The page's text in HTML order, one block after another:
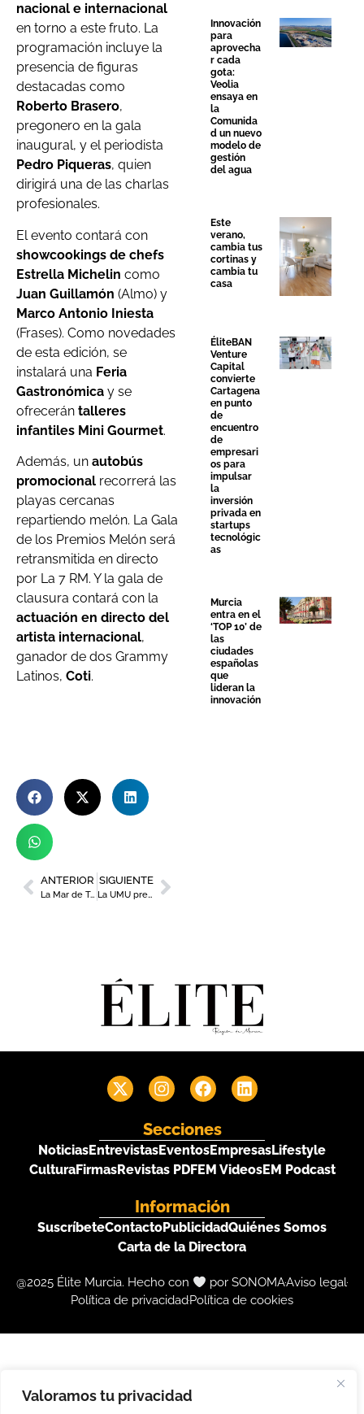
Valoramos tu privacidad
nacional e internacional
en torno a este fruto. La
programación incluye la
presencia de figuras
destacadas como
Roberto Brasero,
pregonero en la gala
inaugural, y el periodista
Pedro Piqueras, quien
dirigirá una de las charlas
profesionales.
El evento contará con
showcookings de chefs
Estrella Michelin como
Juan Guillamón (Almo) y
Marco Antonio Iniesta
(Frases). Como novedades
de esta edición, se
instalará una Feria
Gastronómica y se
ofrecerán talleres
infantiles Mini Gourmet.
Además, un autobús
promocional recorrerá las
playas cercanas
repartiendo melón. La Gala
de los Premios Melón será
retransmitida en directo
por La 7 RM. Y la gala de
clausura contará con la
actuación en directo del
artista internacional,
ganador de dos Grammy
Latinos, Coti.
ANTERIOR
La Mar de Talleres ofrecerá una docena de actividades gratuitas sobre la cultura coreana
SIGUIENTE
La UMU presenta su VIII Memoria de RSC
Innovación
para
aprovecha
r cada
gota:
Veolia
ensaya en
la
Comunida
d un nuevo
modelo de
gestión
del agua
Este
verano,
cambia tus
cortinas y
cambia tu
casa
ÉliteBAN
Venture
Capital
convierte
Cartagena
en punto
de
encuentro
de
empresari
os para
impulsar
la
inversión
privada en
startups
tecnológic
as
Murcia
entra en el
‘TOP 10’ de
las
ciudades
españolas
que
lideran la
innovación
Secciones
NoticiasEntrevistasEventosEmpresasLifestyle
CulturaFirmasRevistas PDFEM VideosEM Podcast
Información
SuscríbeteContactoPublicidadQuiénes Somos
Carta de la Directora
@2025 Élite Murcia. Hecho con por SONOMAAviso legal
Política de privacidadPolítica de cookies